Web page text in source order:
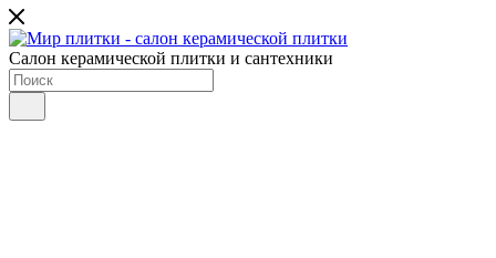
Салон керамической плитки и сантехники